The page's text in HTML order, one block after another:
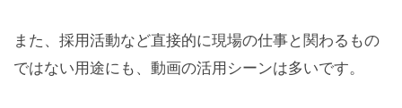
また、採用活動など直接的に現場の仕事と関わるもの
ではない用途にも、動画の活用シーンは多いです。